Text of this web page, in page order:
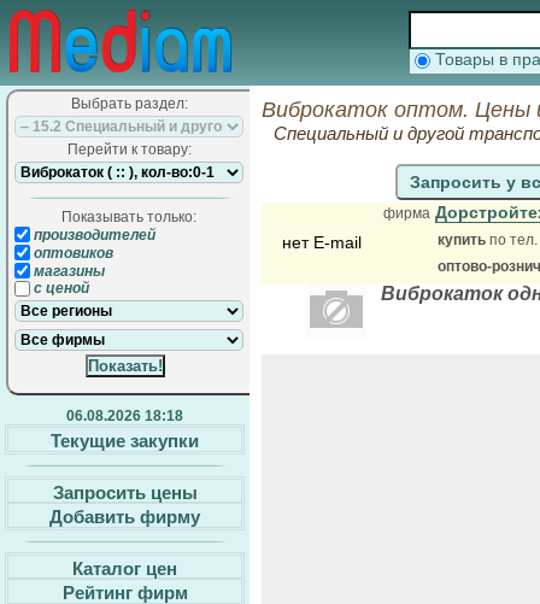
Товары в
Выбрать раздел:
Перейти к товару:
Показывать только:
производителей
оптовиков
магазины
с ценой
06.08.2026 18:18
Текущие закупки
Запросить цены
Добавить фирму
Каталог цен
Рейтинг фирм
Виброкаток оптом. Цены
Специальный и другой
Запросить у
нет E-mail
фирма
купить по тел.
оптово-
Виброкаток